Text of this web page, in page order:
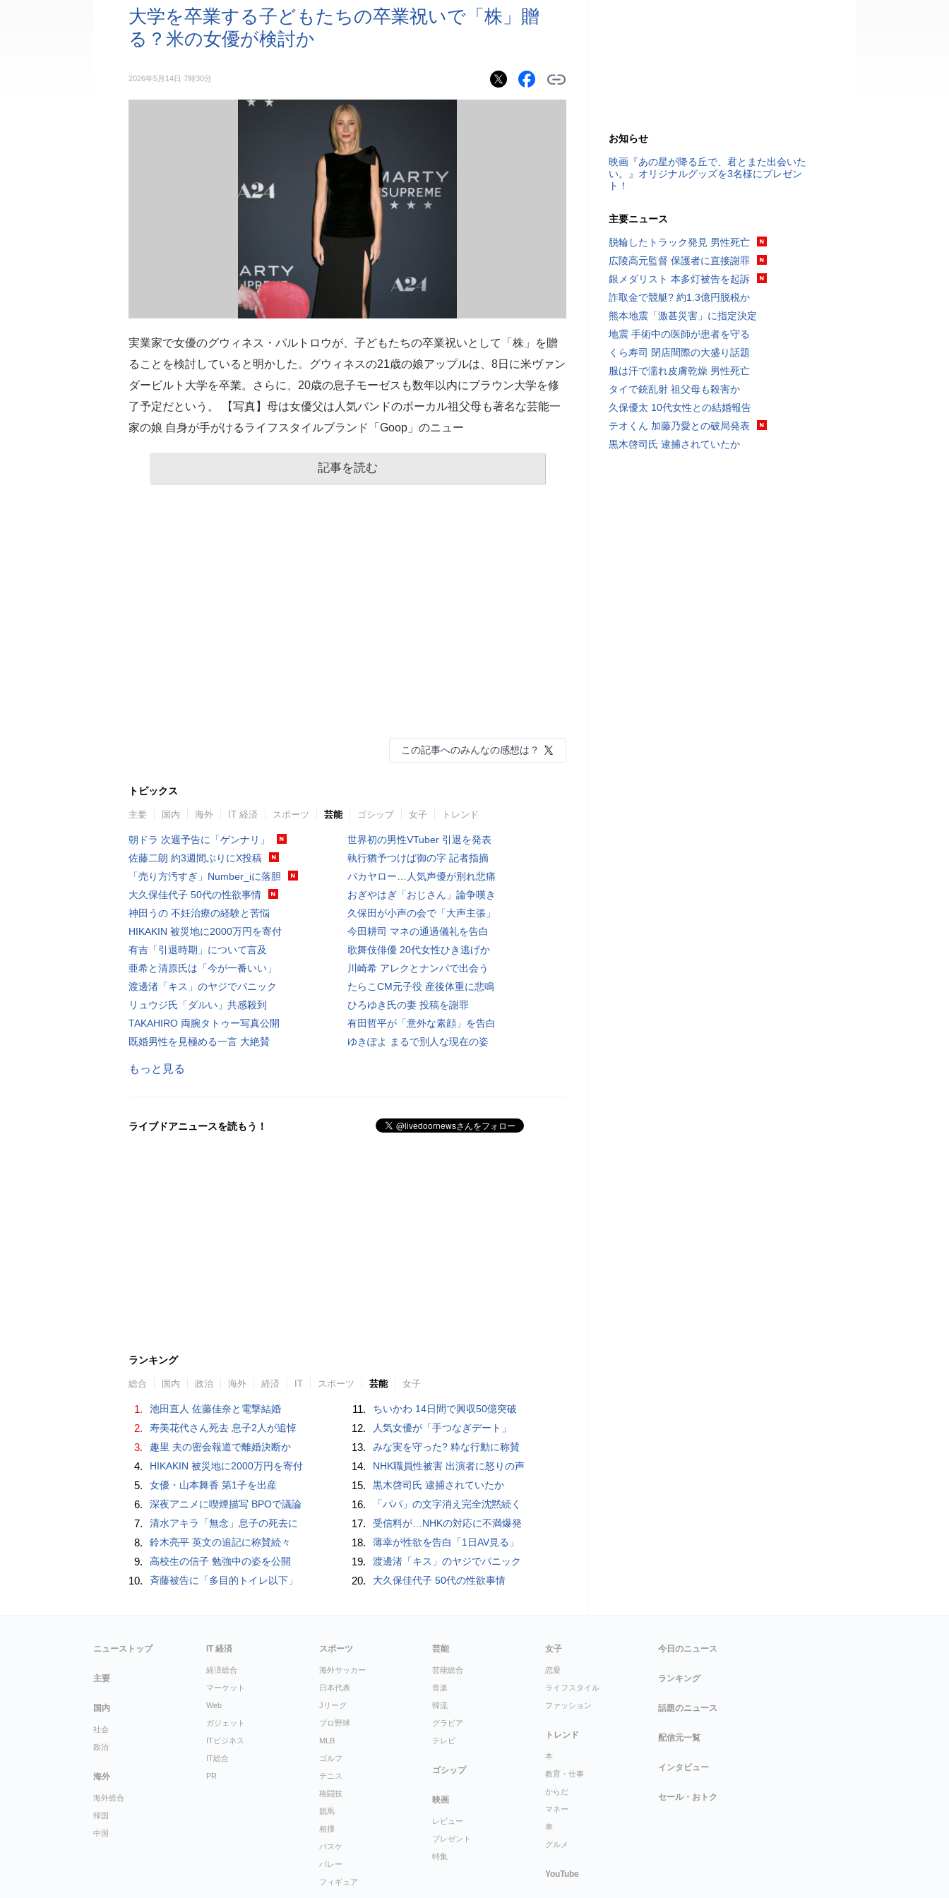
大学を卒業する子どもたちの卒業祝いで「株」贈
る？米の女優が検討か
2026年5月14日 7時30分
実業家で女優のグウィネス・パルトロウが、子どもたちの卒業祝いとして「株」を贈
ることを検討していると明かした。グウィネスの21歳の娘アップルは、8日に米ヴァン
ダービルト大学を卒業。さらに、20歳の息子モーゼスも数年以内にブラウン大学を修
了予定だという。 【写真】母は女優父は人気バンドのボーカル祖父母も著名な芸能一
家の娘 自身が手がけるライフスタイルブランド「Goop」のニュー
記事を読む
この記事へのみんなの感想は？
トピックス
主要 国内 海外 IT 経済 スポーツ 芸能 ゴシップ 女子 トレンド
朝ドラ 次週予告に「ゲンナリ」
佐藤二朗 約3週間ぶりにX投稿
「売り方汚すぎ」Number_iに落胆
大久保佳代子 50代の性欲事情
神田うの 不妊治療の経験と苦悩
HIKAKIN 被災地に2000万円を寄付
有吉「引退時期」について言及
亜希と清原氏は「今が一番いい」
渡邊渚「キス」のヤジでパニック
リュウジ氏「ダルい」共感殺到
TAKAHIRO 両腕タトゥー写真公開
既婚男性を見極める一言 大絶賛
世界初の男性VTuber 引退を発表
執行猶予つけば御の字 記者指摘
バカヤロー…人気声優が別れ悲痛
おぎやはぎ「おじさん」論争嘆き
久保田が小声の会で「大声主張」
今田耕司 マネの通過儀礼を告白
歌舞伎俳優 20代女性ひき逃げか
川崎希 アレクとナンパで出会う
たらこCM元子役 産後体重に悲鳴
ひろゆき氏の妻 投稿を謝罪
有田哲平が「意外な素顔」を告白
ゆきぽよ まるで別人な現在の姿
もっと見る
ライブドアニュースを読もう！
ランキング
総合 国内 政治 海外 経済 IT スポーツ 芸能 女子
1. 池田直人 佐藤佳奈と電撃結婚
2. 寿美花代さん死去 息子2人が追悼
3. 趣里 夫の密会報道で離婚決断か
4. HIKAKIN 被災地に2000万円を寄付
5. 女優・山本舞香 第1子を出産
6. 深夜アニメに喫煙描写 BPOで議論
7. 清水アキラ「無念」息子の死去に
8. 鈴木亮平 英文の追記に称賛続々
9. 高校生の信子 勉強中の姿を公開
10. 斉藤被告に「多目的トイレ以下」
11. ちいかわ 14日間で興収50億突破
12. 人気女優が「手つなぎデート」
13. みな実を守った? 粋な行動に称賛
14. NHK職員性被害 出演者に怒りの声
15. 黒木啓司氏 逮捕されていたか
16. 「パパ」の文字消え完全沈黙続く
17. 受信料が…NHKの対応に不満爆発
18. 薄幸が性欲を告白「1日AV見る」
19. 渡邊渚「キス」のヤジでパニック
20. 大久保佳代子 50代の性欲事情
お知らせ
映画『あの星が降る丘で、君とまた出会いた
い。』オリジナルグッズを3名様にプレゼン
ト！
主要ニュース
脱輪したトラック発見 男性死亡
広陵高元監督 保護者に直接謝罪
銀メダリスト 本多灯被告を起訴
詐取金で競艇? 約1.3億円脱税か
熊本地震「激甚災害」に指定決定
地震 手術中の医師が患者を守る
くら寿司 閉店間際の大盛り話題
服は汗で濡れ皮膚乾燥 男性死亡
タイで銃乱射 祖父母も殺害か
久保優太 10代女性との結婚報告
テオくん 加藤乃愛との破局発表
黒木啓司氏 逮捕されていたか
ニューストップ
主要
国内
社会
政治
海外
海外総合
韓国
中国
IT 経済
経済総合
マーケット
Web
ガジェット
ITビジネス
IT総合
PR
スポーツ
海外サッカー
日本代表
Jリーグ
プロ野球
MLB
ゴルフ
テニス
格闘技
競馬
相撲
バスケ
バレー
フィギュア
芸能
芸能総合
音楽
韓流
グラビア
テレビ
ゴシップ
映画
レビュー
プレゼント
特集
女子
恋愛
ライフスタイル
ファッション
トレンド
本
教育・仕事
からだ
マネー
車
グルメ
YouTube
今日のニュース
ランキング
話題のニュース
配信元一覧
インタビュー
セール・おトク